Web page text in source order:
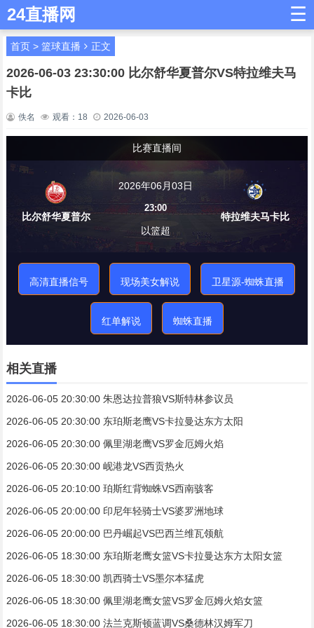
24直播网 ☰
首页> 篮球直播 正文
2026-06-03 23:30:00 比尔舒华夏普尔VS特拉维夫马
卡比
佚名 观看： 18 2026-06-03
比赛直播间
比尔舒华夏普尔
2026年06月03日
23:00
以篮超
特拉维夫马卡比
高清直播信号 现场美女解说 卫星源-蜘蛛直播
红单解说 蜘蛛直播
相关直播
2026-06-05 20:30:00 朱恩达拉普狼VS斯特林参议员
2026-06-05 20:30:00 东珀斯老鹰VS卡拉曼达东方太阳
2026-06-05 20:30:00 佩里湖老鹰VS罗金厄姆火焰
2026-06-05 20:30:00 岘港龙VS西贡热火
2026-06-05 20:10:00 珀斯红背蜘蛛VS西南骇客
2026-06-05 20:00:00 印尼年轻骑士VS婆罗洲地球
2026-06-05 20:00:00 巴丹崛起VS巴西兰维瓦领航
2026-06-05 18:30:00 东珀斯老鹰女篮VS卡拉曼达东方太阳女篮
2026-06-05 18:30:00 凯西骑士VS墨尔本猛虎
2026-06-05 18:30:00 佩里湖老鹰女篮VS罗金厄姆火焰女篮
2026-06-05 18:30:00 法兰克斯顿蓝调VS桑德林汉姆军刀